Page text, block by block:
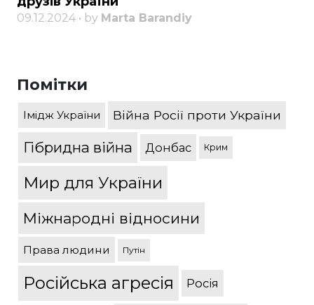
09.12.2024 • by Marta Barandiy
Помітки
Імідж України Війна Росії проти України
Гібридна війна Донбас Крим
Мир для України
Міжнародні відносини
Права людини Путін
Російська агресія Росія